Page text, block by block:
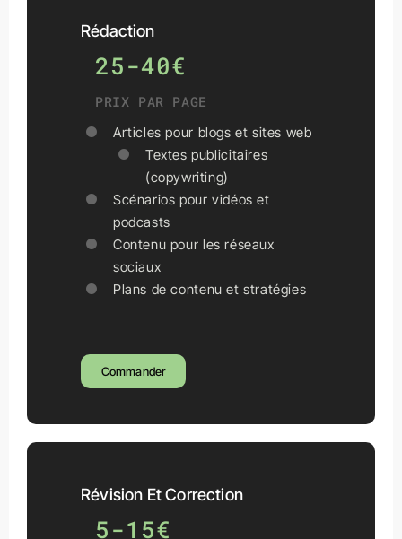
Rédaction
25-40€
PRIX PAR PAGE
Articles pour blogs et sites web
Textes publicitaires
(copywriting)
Scénarios pour vidéos et
podcasts
Contenu pour les réseaux
sociaux
Plans de contenu et stratégies
Commander
Révision Et Correction
5-15€